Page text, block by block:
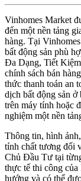
Vinhomes Market
đến một nền tảng
hàng. Tại
bất động sản phù
Đa Dạng, Tiết
chính sách bán
thức thanh toán an
dịch bất động sản
trên máy tính hoặc
nghiệm một nền
Thông tin, hình
tính chất tương đối
Chủ Đầu Tư tại
thực tế thi công
hướng và có thể